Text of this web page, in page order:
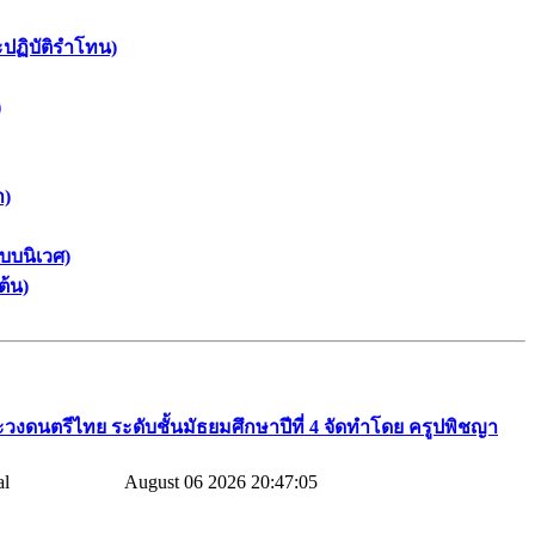
ฏิบัติรำโทน)
)
บนิเวศ)
น)
วงดนตรีไทย​ ระดับชั้นมัธยมศึกษาปีที่​ 4​ จัดทำโดย​ ครูปพิชญา​
August 06 2026 20:47:05